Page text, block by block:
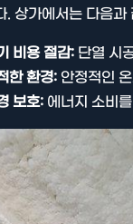
. 상가에서는 다음
비용 절감: 단열 시
한 환경: 안정적인
보호: 에너지 소비